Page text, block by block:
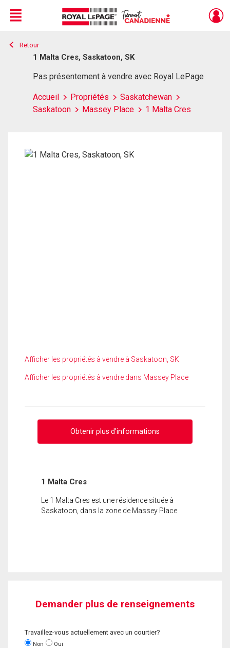
Live
En Direct
Menu
Retour
1 Malta Cres, Saskatoon, SK
Pas présentement à vendre avec Royal LePage
Accueil Propriétés
Saskatchewan
Saskatoon
Massey Place 1 Malta Cres
Afficher les propriétés à vendre à Saskatoon, SK
Afficher les propriétés à vendre dans Massey Place
Obtenir plus d'informations
1 Malta Cres
Le 1 Malta Cres est une résidence située à
Saskatoon, dans la zone de Massey Place.
Demander plus de renseignements
Travaillez-vous actuellement avec un courtier?
Non Oui